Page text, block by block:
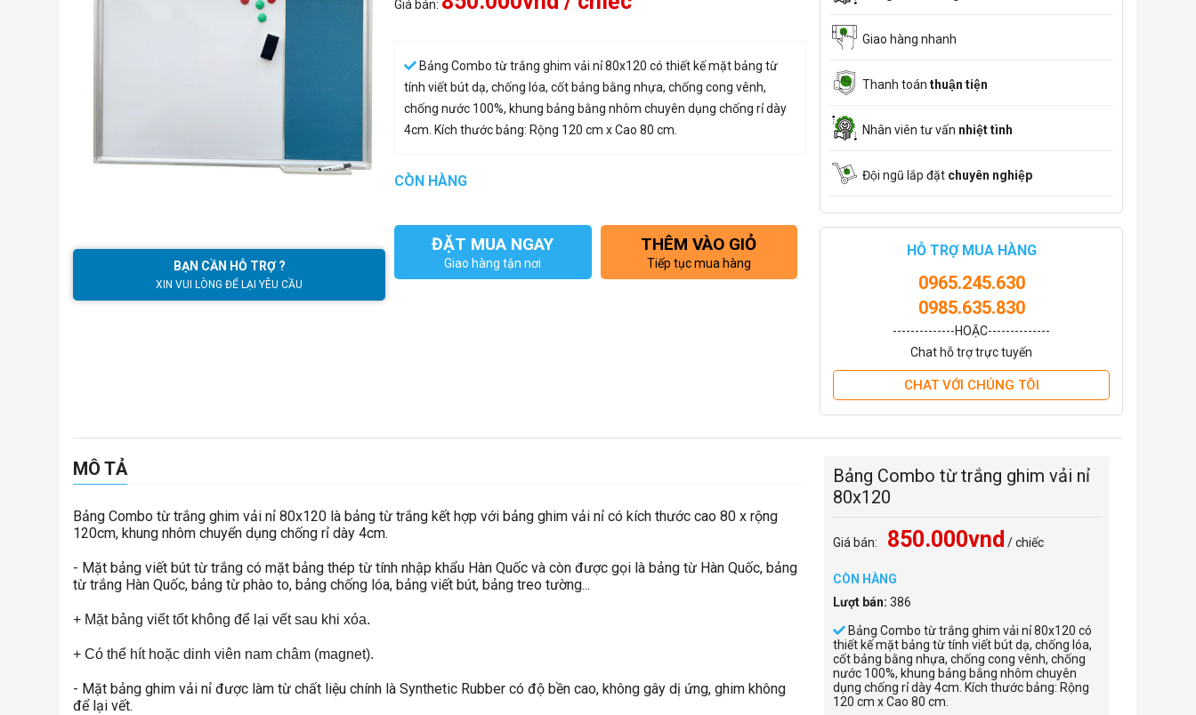
BẠN CẦN HỖ TRỢ ?
XIN VUI LÒNG ĐỂ LẠI YÊU CẦU
Giá bán:
Bảng Combo từ trắng ghim vải nỉ 80x120 có thiết kế mặt bảng từ
tính viết bút dạ, chống lóa, cốt bảng bằng nhựa, chống cong vênh,
chống nước 100%, khung bảng bằng nhôm chuyên dụng chống rỉ dày
4cm. Kích thước bảng: Rộng 120 cm x Cao 80 cm.
CÒN HÀNG
ĐẶT MUA NGAY
Giao hàng tận nơi
THÊM VÀO GIỎ
Tiếp tục mua hàng
Giao hàng nhanh
Thanh toánthuận tiện
Nhân viên tư vấn nhiệt tình
Đội ngũ lắp đặt chuyên nghiệp
HỖ TRỢ MUA HÀNG
0965.245.630
0985.635.830
--------------HOẶC--------------
Chat hỗ trợ trực tuyến
CHAT VỚI CHÚNG TÔI
MÔ TẢ
Bảng Combo từ trắng ghim vải nỉ 80x120 là bảng từ trắng kết hợp với bảng ghim vải nỉ có kích thước cao 80 x rộng
120cm, khung nhôm chuyển dụng chống rỉ dày 4cm.
- Mặt bảng viết bút từ trắng có mặt bảng thép từ tính nhập khẩu Hàn Quốc và còn được gọi là bảng từ Hàn Quốc, bảng
từ trắng Hàn Quốc, bảng từ phào to, bảng chống lóa, bảng viết bút, bảng treo tường...
+ Mặt bảng viết tốt không để lại vết sau khi xóa.
+ Có thể hít hoặc dinh viên nam châm (magnet).
- Mặt bảng ghim vải nỉ được làm từ chất liệu chính là Synthetic Rubber có độ bền cao, không gây dị ứng, ghim không
để lại vết.
Bảng Combo từ trắng ghim vải nỉ
80x120
Giá bán: 850.000vnd / chiếc
CÒN HÀNG
Lượt bán: 386
Bảng Combo từ trắng ghim vải nỉ 80x120 có
thiết kế mặt bảng từ tính viết bút dạ, chống lóa,
cốt bảng bằng nhựa, chống cong vênh, chống
nước 100%, khung bảng bằng nhôm chuyên
dụng chống rỉ dày 4cm. Kích thước bảng: Rộng
120 cm x Cao 80 cm.